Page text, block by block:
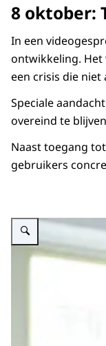
8 oktober:
In een
ontwikkeling. Het
een crisis die
Speciale
overeind te
Naast toegang
gebruikers
Vergroot afbeelding